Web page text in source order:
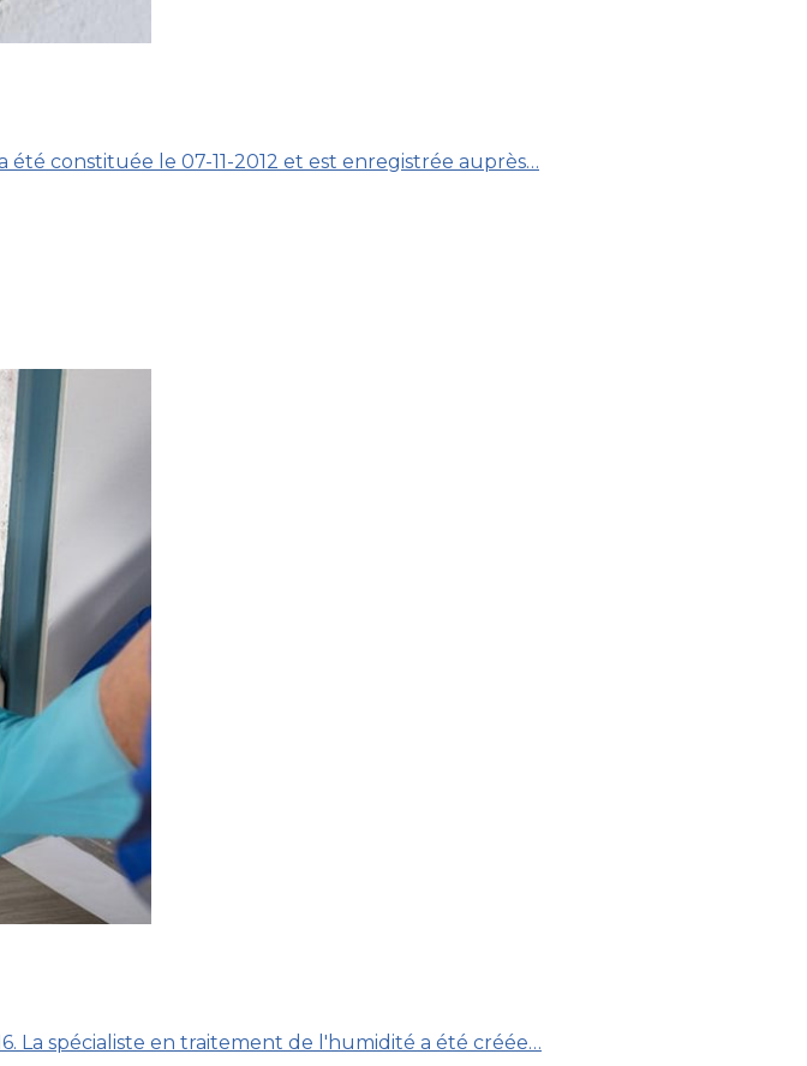
constituée le 07-11-2012 et est enregistrée auprès…
La spécialiste en traitement de l'humidité a été créée…